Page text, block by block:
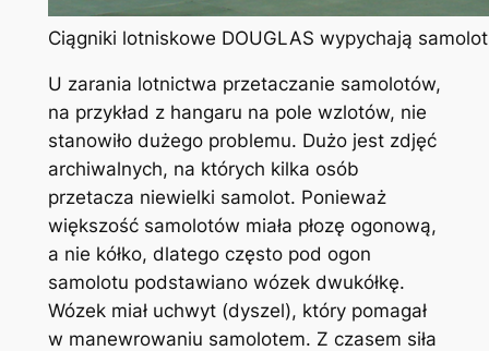
Ciągniki lotniskowe DOUGLAS wypychają
U zarania lotnictwa przetaczanie samolotów,
na przykład z hangaru na pole wzlotów, nie
stanowiło dużego problemu. Dużo jest zdjęć
archiwalnych, na których kilka osób
przetacza niewielki samolot. Ponieważ
większość samolotów miała płozę ogonową,
a nie kółko, dlatego często pod ogon
samolotu podstawiano wózek dwukółkę.
Wózek miał uchwyt (dyszel), który pomagał
w manewrowaniu samolotem. Z czasem siła